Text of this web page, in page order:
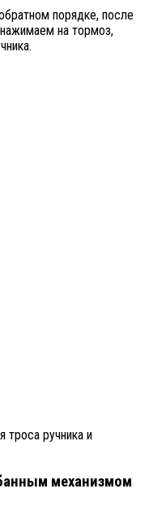
порядке, после
на тормоз,
троса ручника и
механизмом